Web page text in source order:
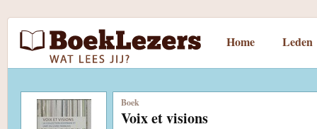
Home Leden
Boek
Voix et visions